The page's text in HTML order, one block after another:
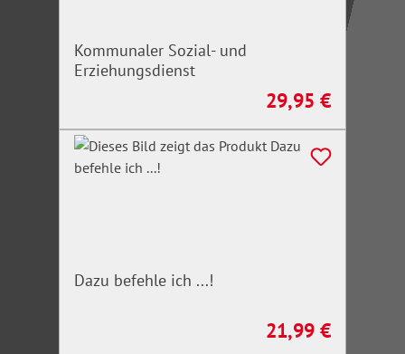
Kommunaler Sozial- und
Erziehungsdienst
Regulärer Preis:
29,95 €
Dazu befehle ich ...!
Regulärer Preis:
21,99 €